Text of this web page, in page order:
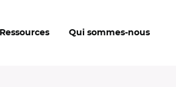
Ressources Qui sommes-nous